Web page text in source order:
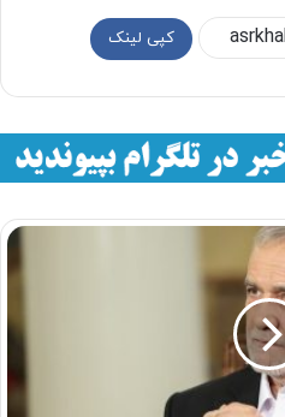
کپی لینک